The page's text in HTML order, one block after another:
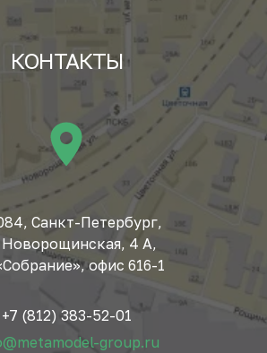
КОНТАКТЫ
group.ru
+7 (812) 383-52-01
Санкт-Петербург,
Новорощинская, 4 А,
офис 616-1